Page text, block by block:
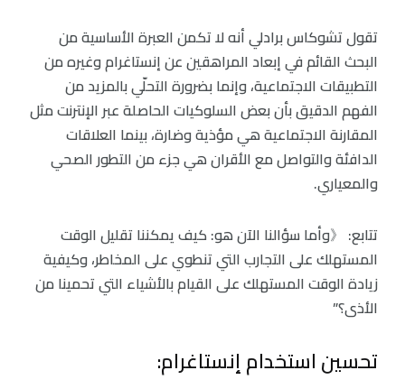
تقول تشوكاس برادلي أنه لا تكمن العبرة الأساسية من
البحث القائم في إبعاد المراهقين عن إنستاغرام وغيره من
التطبيقات الاجتماعية، وإنما بضرورة التحلّي بالمزيد من
الفهم الدقيق بأن بعض السلوكيات الحاصلة عبر الإنترنت مثل
المقارنة الاجتماعية هي مؤذية وضارة، بينما العلاقات
الدافئة والتواصل مع الأقران هي جزء من التطور الصحي
والمعياري.
تتابع: 《وأما سؤالنا الآن هو: كيف يمكننا تقليل الوقت
المستهلك على التجارب التي تنطوي على المخاطر، وكيفية
زيادة الوقت المستهلك على القيام بالأشياء التي تحمينا من
الأذى؟”
تحسين استخدام إنستاغرام: